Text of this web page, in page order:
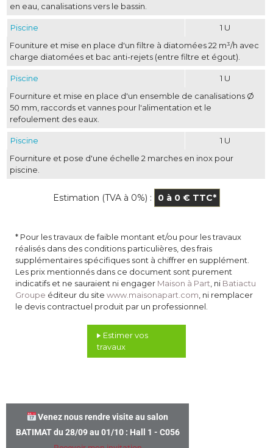
en eau, canalisations vers le bassin.
Piscine
1 U
Founiture et mise en place d'un filtre à diatomées 22 m³/h avec
charge diatomées et bac anti-rejets (entre filtre et égout).
Piscine
1 U
Fourniture et mise en place d'un ensemble de canalisations Ø
50 mm, raccords et vannes pour l'alimentation et le
refoulement des eaux.
Piscine
1 U
Fourniture et pose d'une échelle 2 marches en inox pour
piscine.
Estimation (TVA à 0%) : 0 à 0 € TTC*
* Pour les travaux de faible montant et/ou pour les travaux
réalisés dans des conditions particulières, des frais
supplémentaires spécifiques sont à chiffrer en supplément.
Les prix mentionnés dans ce document sont purement
indicatifs et ne sauraient ni engager Maison à Part , ni Batiactu
Groupe éditeur du site www.maisonapart.com , ni remplacer
le devis contractuel produit par un professionnel.
Estimer vos
travaux